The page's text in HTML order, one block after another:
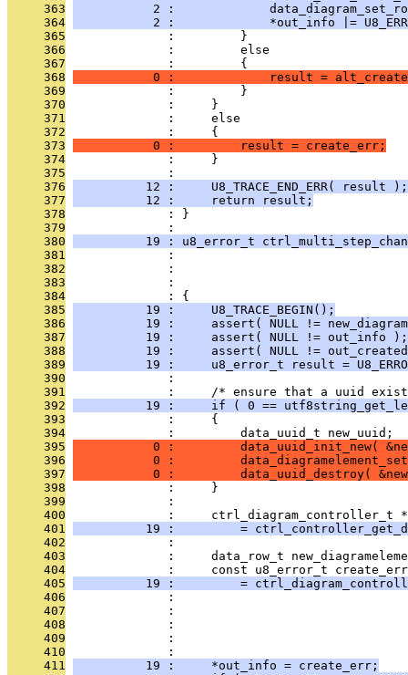
     363
2 :
     364
2 :             *out_info |=
     365
              :         }
     366
              :         else
     367
              :         {
     368
0 :             result =
     369
              :         }
     370
              :     }
     371
              :     else
     372
              :     {
     373
           0 :         result = create_err;
     374
              :     }
     375
              :
     376
          12 :     U8_TRACE_END_ERR( result );
     377
          12 :     return result;
     378
              : }
     379
              :
     380
19 : u8_error_t
     381
:
     382
:
     383
:
     384
              : {
     385
          19 :     U8_TRACE_BEGIN();
     386
19 :     assert( NULL !=
     387
          19 :     assert( NULL != out_info );
     388
19 :     assert( NULL !=
     389
19 :     u8_error_t result =
     390
              :
     391
:     /* ensure that a uuid
     392
19 :     if ( 0 ==
     393
              :     {
     394
              :         data_uuid_t new_uuid;
     395
0 :         data_uuid_init_new(
     396
0 :
     397
0 :         data_uuid_destroy(
     398
              :     }
     399
              :
     400
:     ctrl_diagram_controller_t
     401
19 :         =
     402
              :
     403
:     data_row_t
     404
              :     const u8_error_t create_err
     405
19 :         =
     406
:
     407
:
     408
:
     409
:
     410
:
     411
          19 :     *out_info = create_err;